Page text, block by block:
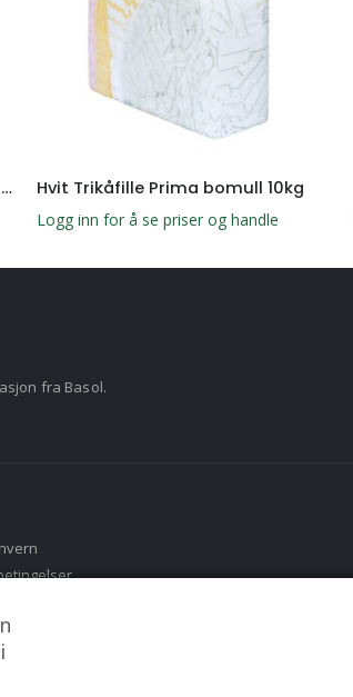
Hvit lakenfille Prima 100% bomull 10kg Hvit Trikåfille Prima bomull 10kg
Logg inn for å se priser og handle
fra Basol.